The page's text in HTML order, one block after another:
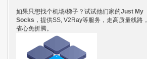
如果只想找个机场/梯子？试试他们家的Just My
Socks ，提供SS, V2Ray等服务，走高质量线路，
省心免折腾。